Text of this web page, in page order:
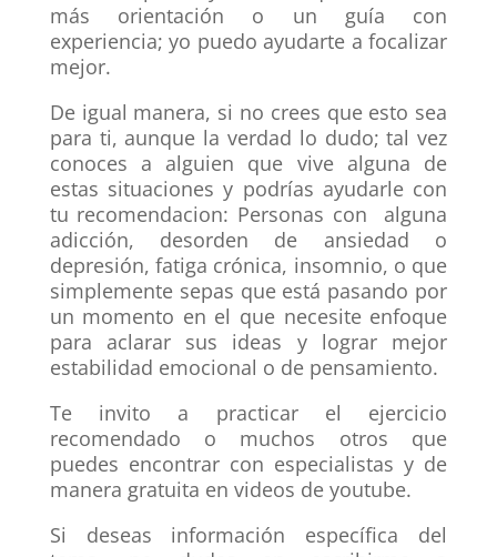
más orientación o un guía con
experiencia; yo puedo ayudarte a focalizar
mejor.
De igual manera, si no crees que esto sea
para ti, aunque la verdad lo dudo; tal vez
conoces a alguien que vive alguna de
estas situaciones y podrías ayudarle con
tu recomendacion: Personas con alguna
adicción, desorden de ansiedad o
depresión, fatiga crónica, insomnio, o que
simplemente sepas que está pasando por
un momento en el que necesite enfoque
para aclarar sus ideas y lograr mejor
estabilidad emocional o de pensamiento.
Te invito a practicar el ejercicio
recomendado o muchos otros que
puedes encontrar con especialistas y de
manera gratuita en videos de youtube.
Si deseas información específica del